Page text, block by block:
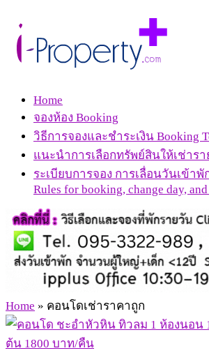
Home
จองห้อง Booking
วิธีการจองและชำระเงิน Booking
แนะนำการเลือกทรัพย์สินให้เช่าร
ระเบียบการจอง การเลื่อนวันเข้าพั
Rules for booking, change day,
Home » คอนโดเช่าราคาถูก